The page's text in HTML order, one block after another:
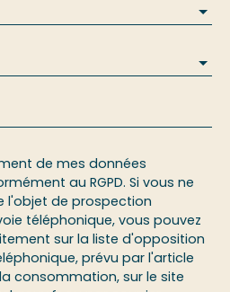
de mes données
au RGPD. Si vous ne
l'objet de prospection
téléphonique, vous pouvez
sur la liste d'opposition
prévu par l'article
consommation, sur le site